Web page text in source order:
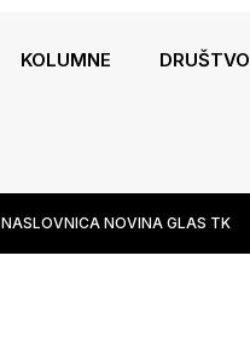
KOLUMNE DRUŠTVO
NASLOVNICA NOVINA GLAS TK